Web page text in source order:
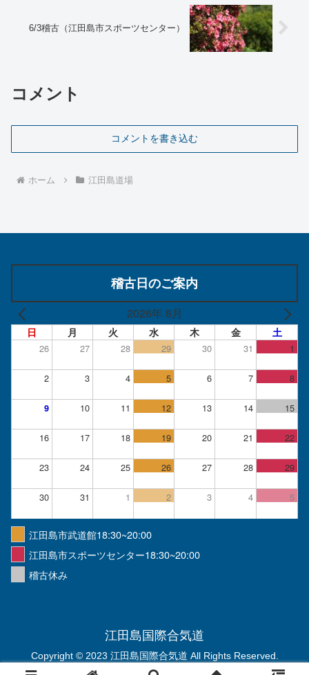
6/3稽古（江田島市スポーツセンター）
コメント
コメントを書き込む
ホーム 江田島道場
稽古日のご案内
2026年 8月
日 月 火 水 木 金 土
26 27 28 29 30 31 1
2 3 4 5 6 7 8
9 10 11 12 13 14 15
16 17 18 19 20 21 22
23 24 25 26 27 28 29
30 31 1 2 3 4 5
江田島市武道館18:30~20:00
江田島市スポーツセンター18:30~20:00
稽古休み
江田島国際合気道
Copyright © 2023 江田島国際合気道 All Rights Reserved.